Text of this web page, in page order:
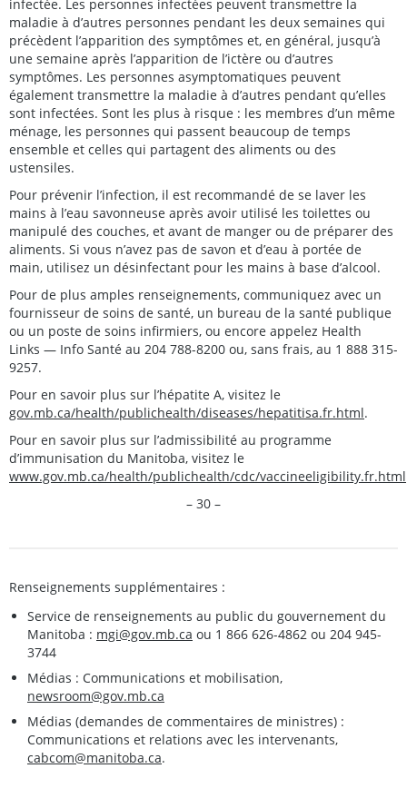
infectée. Les personnes infectées peuvent transmettre la
maladie à d’autres personnes pendant les deux semaines qui
précèdent l’apparition des symptômes et, en général, jusqu’à
une semaine après l’apparition de l’ictère ou d’autres
symptômes. Les personnes asymptomatiques peuvent
également transmettre la maladie à d’autres pendant qu’elles
sont infectées. Sont les plus à risque : les membres d’un même
ménage, les personnes qui passent beaucoup de temps
ensemble et celles qui partagent des aliments ou des
ustensiles.
Pour prévenir l’infection, il est recommandé de se laver les
mains à l’eau savonneuse après avoir utilisé les toilettes ou
manipulé des couches, et avant de manger ou de préparer des
aliments. Si vous n’avez pas de savon et d’eau à portée de
main, utilisez un désinfectant pour les mains à base d’alcool.
Pour de plus amples renseignements, communiquez avec un
fournisseur de soins de santé, un bureau de la santé publique
ou un poste de soins infirmiers, ou encore appelez Health
Links — Info Santé au 204 788-8200 ou, sans frais, au 1 888 315-
9257.
Pour en savoir plus sur l’hépatite A, visitez le
gov.mb.ca/health/publichealth/diseases/hepatitisa.fr.html.
Pour en savoir plus sur l’admissibilité au programme
d’immunisation du Manitoba, visitez le
www.gov.mb.ca/health/publichealth/cdc/vaccineeligibility.fr.html
– 30 –
Renseignements supplémentaires :
Service de renseignements au public du gouvernement du
Manitoba : mgi@gov.mb.ca ou 1 866 626-4862 ou 204 945-
3744
Médias : Communications et mobilisation,
newsroom@gov.mb.ca
Médias (demandes de commentaires de ministres) :
Communications et relations avec les intervenants,
cabcom@manitoba.ca.